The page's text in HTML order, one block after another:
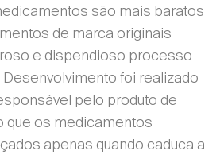
são mais baratos
de marca originais
e dispendioso processo
foi realizado
pelo produto de
que os medicamentos
apenas quando caduca a